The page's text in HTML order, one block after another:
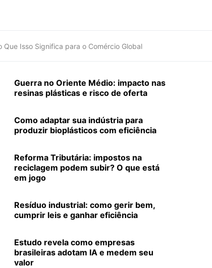
Que Isso Significa para o Comércio Global
Guerra no Oriente Médio: impacto nas
resinas plásticas e risco de oferta
Como adaptar sua indústria para
produzir bioplásticos com eficiência
Reforma Tributária: impostos na
reciclagem podem subir? O que está
em jogo
Resíduo industrial: como gerir bem,
cumprir leis e ganhar eficiência
Estudo revela como empresas
brasileiras adotam IA e medem seu
valor